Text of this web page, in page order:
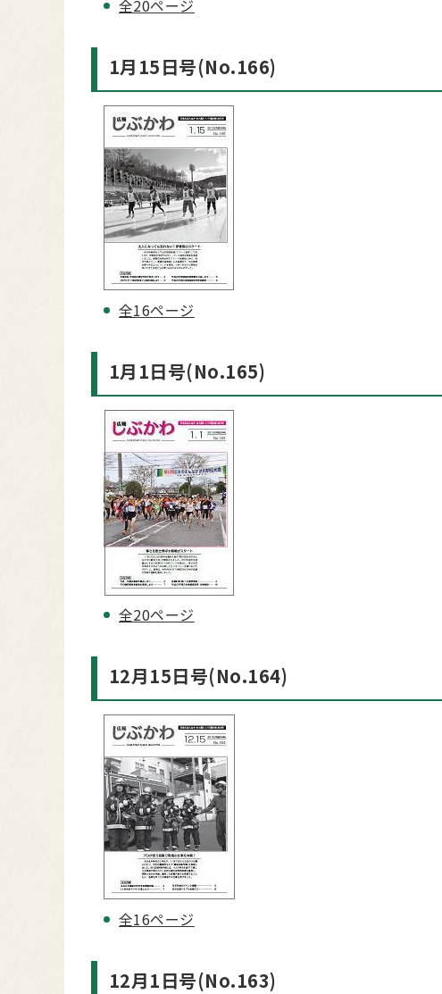
全20ページ
1月15日号(No.166)
全16ページ
1月1日号(No.165)
全20ページ
12月15日号(No.164)
全16ページ
12月1日号(No.163)